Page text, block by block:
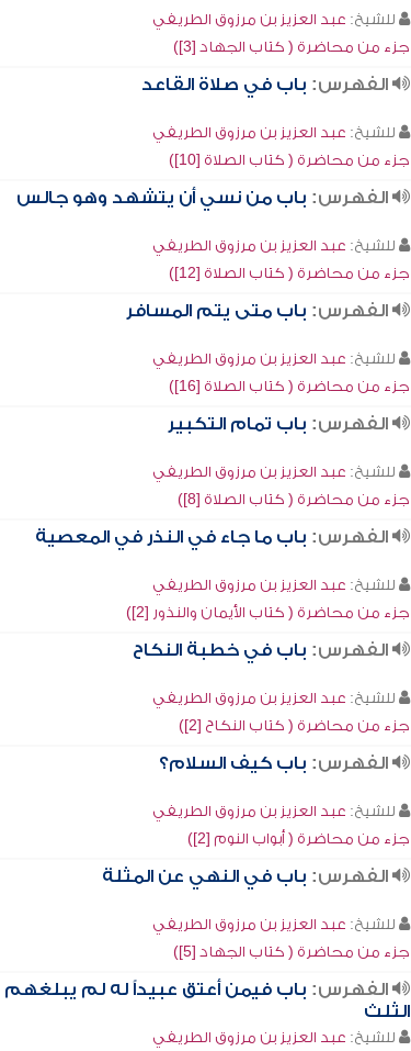
للشيخ: عبد العزيز بن مرزوق الطريفي
جزء من محاضرة ( كتاب الجهاد [3])
الفهرس: باب في صلاة القاعد
للشيخ: عبد العزيز بن مرزوق الطريفي
جزء من محاضرة ( كتاب الصلاة [10])
الفهرس: باب من نسي أن يتشهد وهو جالس
للشيخ: عبد العزيز بن مرزوق الطريفي
جزء من محاضرة ( كتاب الصلاة [12])
الفهرس: باب متى يتم المسافر
للشيخ: عبد العزيز بن مرزوق الطريفي
جزء من محاضرة ( كتاب الصلاة [16])
الفهرس: باب تمام التكبير
للشيخ: عبد العزيز بن مرزوق الطريفي
جزء من محاضرة ( كتاب الصلاة [8])
الفهرس: باب ما جاء في النذر في المعصية
للشيخ: عبد العزيز بن مرزوق الطريفي
جزء من محاضرة ( كتاب الأيمان والنذور [2])
الفهرس: باب في خطبة النكاح
للشيخ: عبد العزيز بن مرزوق الطريفي
جزء من محاضرة ( كتاب النكاح [2])
الفهرس: باب كيف السلام؟
للشيخ: عبد العزيز بن مرزوق الطريفي
جزء من محاضرة ( أبواب النوم [2])
الفهرس: باب في النهي عن المثلة
للشيخ: عبد العزيز بن مرزوق الطريفي
جزء من محاضرة ( كتاب الجهاد [5])
الفهرس: باب فيمن أعتق عبيداً له لم يبلغهم
الثلث
للشيخ: عبد العزيز بن مرزوق الطريفي